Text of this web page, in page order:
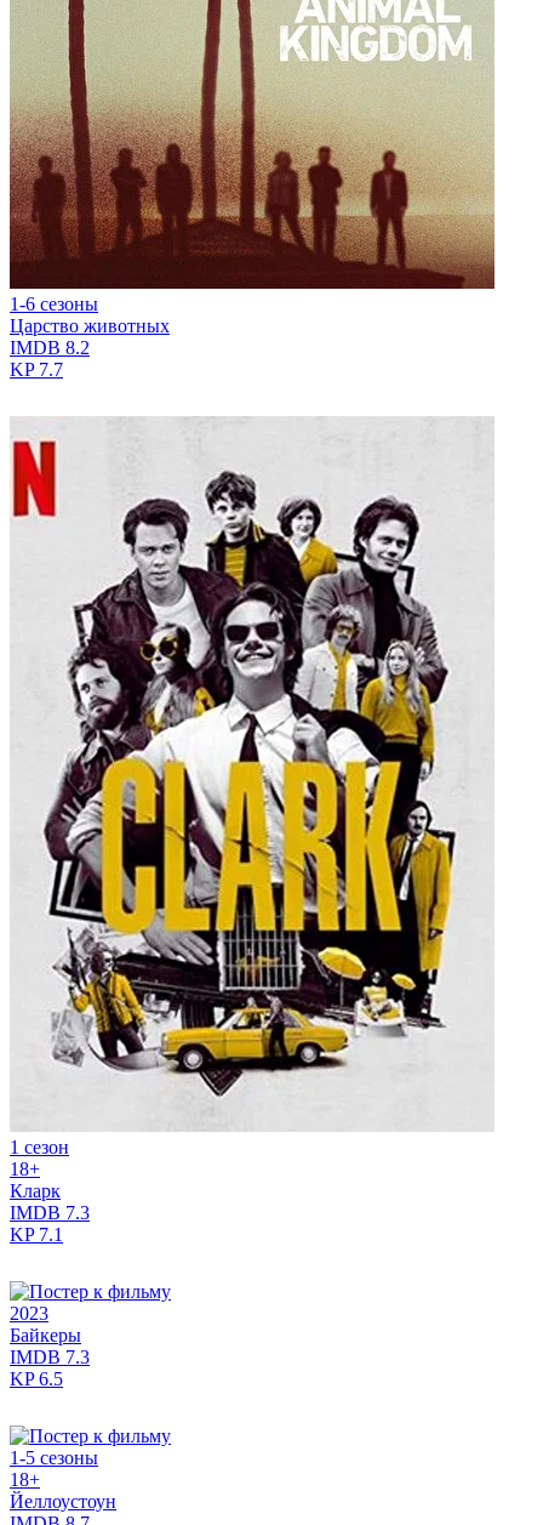
1-6 сезоны
Царство животных
IMDB 8.2
KP7.7
1 сезон
18+
Кларк
IMDB 7.3
KP7.1
2023
Байкеры
IMDB 7.3
KP6.5
1-5 сезоны
18+
Йеллоустоун